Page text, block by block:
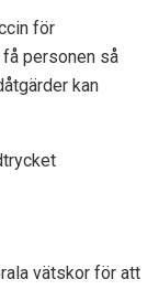
för
personen så
kan
vätskor för att